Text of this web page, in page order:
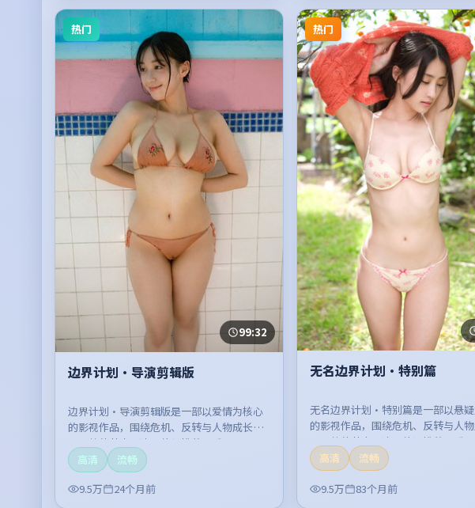
热门
99:32
边界计划·导演剪辑版
边界计划·导演剪辑版是一部以爱情为核心
的影视作品，围绕危机、反转与人物成长展
开，整体节奏紧凑，值得推荐观看。
高清
流畅
9.5万
24个月前
热门
无名边界计划·特别篇
无名边界计划·特别篇是一部以悬
的影视作品，围绕危机、反转与人
开，整体节奏紧凑，值得推荐观看。
高清
流畅
9.5万 83个月前